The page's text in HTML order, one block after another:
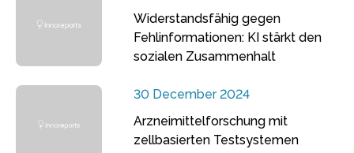
Widerstandsfähig gegen
Fehlinformationen: KI stärkt den
sozialen Zusammenhalt
30 December 2024
Arzneimittelforschung mit
zellbasierten Testsystemen